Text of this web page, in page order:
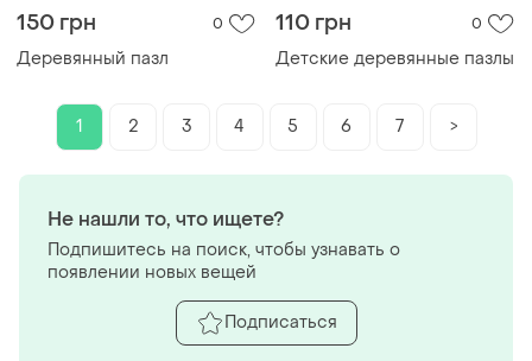
150 грн 0
Деревянный пазл
110 грн 0
Детские деревянные пазлы
1 2 3 4 5 6 7 >
Не нашли то, что ищете?
Подпишитесь на поиск, чтобы узнавать о
появлении новых вещей
Подписаться